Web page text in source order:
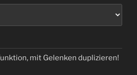
mit Gelenken duplizieren!